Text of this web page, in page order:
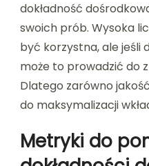
dokładność
swoich prób. Wysoka
być korzystna, ale jeśli
może to prowadzić do
Dlatego zarówno
do maksymalizacji
Metryki do